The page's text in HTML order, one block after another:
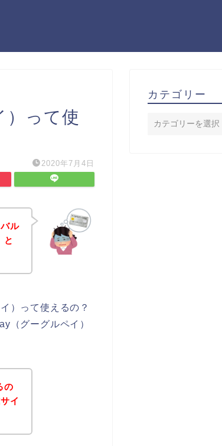
）って使
2020年7月4日
ル
と
）って使えるの？
（グーグルペイ）
の
イ
カテゴリー